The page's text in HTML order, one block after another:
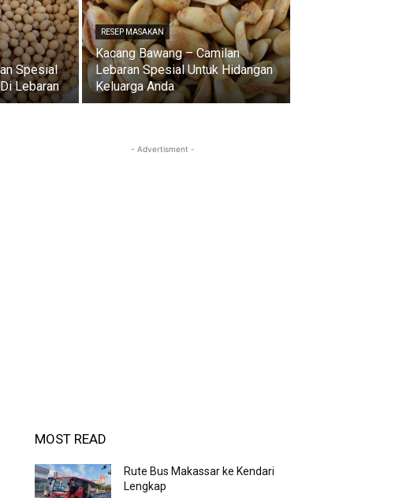
Spesial
Lebaran
RESEP MASAKAN
Kacang Bawang – Camilan
Lebaran Spesial Untuk Hidangan
Keluarga Anda
- Advertisment -
MOST READ
Rute Bus Makassar ke Kendari
Lengkap